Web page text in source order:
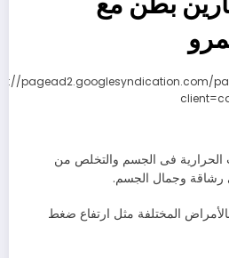
pagead2.googlesyndication.com/
فى الجسم والتخلص من
رشاقة وجمال الجسم.
المختلفة مثل ارتفاع ضغط